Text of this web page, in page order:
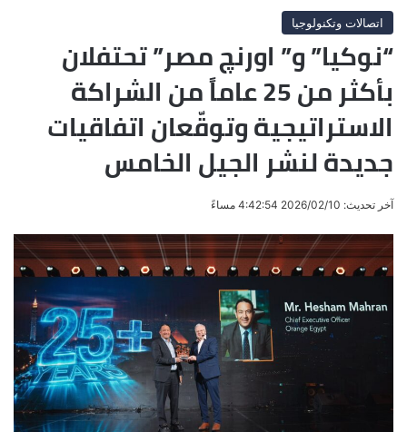
اتصالات وتكنولوجيا
“نوكيا” و” اورنچ مصر” تحتفلان
بأكثر من 25 عاماً من الشراكة
الاستراتيجية وتوقّعان اتفاقيات
جديدة لنشر الجيل الخامس
آخر تحديث: 2026/02/10 4:42:54 مساءً